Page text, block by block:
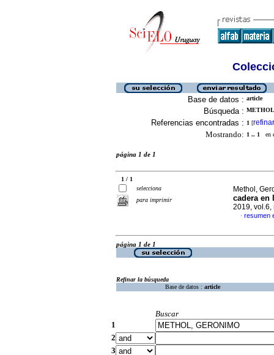
Base de datos : article
Búsqueda :
Referencias encontradas : 1 [refinar
Mostrando: 1 .. 1 en
página 1 de 1
1 / 1
selecciona
para imprimir
Methol,
cadera en
2019, vol.6,
· resumen
página 1 de 1
Refinar la búsqueda
Base de datos : article
Buscar
1
2
3